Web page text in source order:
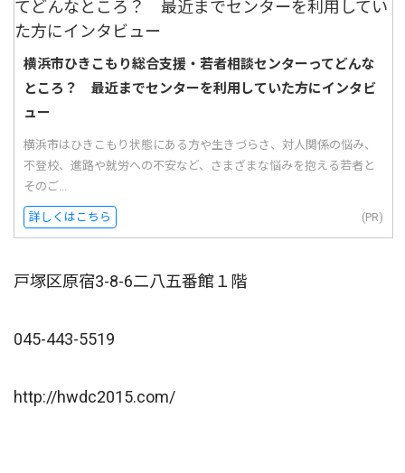
横浜市ひきこもり総合支援・若者相談センターってどんな
ところ？ 最近までセンターを利用していた方にインタビ
ュー
横浜市はひきこもり状態にある方や生きづらさ、対人関係の悩み、
不登校、進路や就労への不安など、さまざまな悩みを抱える若者と
そのご...
詳しくはこちら (PR)
戸塚区原宿3-8-6二八五番館１階
045-443-5519
http://hwdc2015.com/